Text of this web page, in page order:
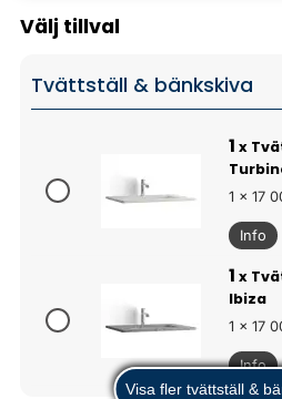
Välj tillval
Tvättställ & bänkskiva
1 x
1 x 17
Info
1 x
Ibiza
1 x 17
Info
Visa fler tvättställ &